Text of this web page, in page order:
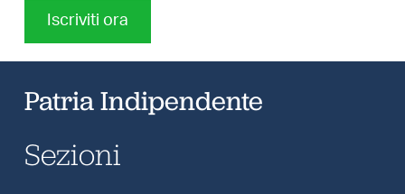
Iscriviti ora
Patria Indipendente
Sezioni